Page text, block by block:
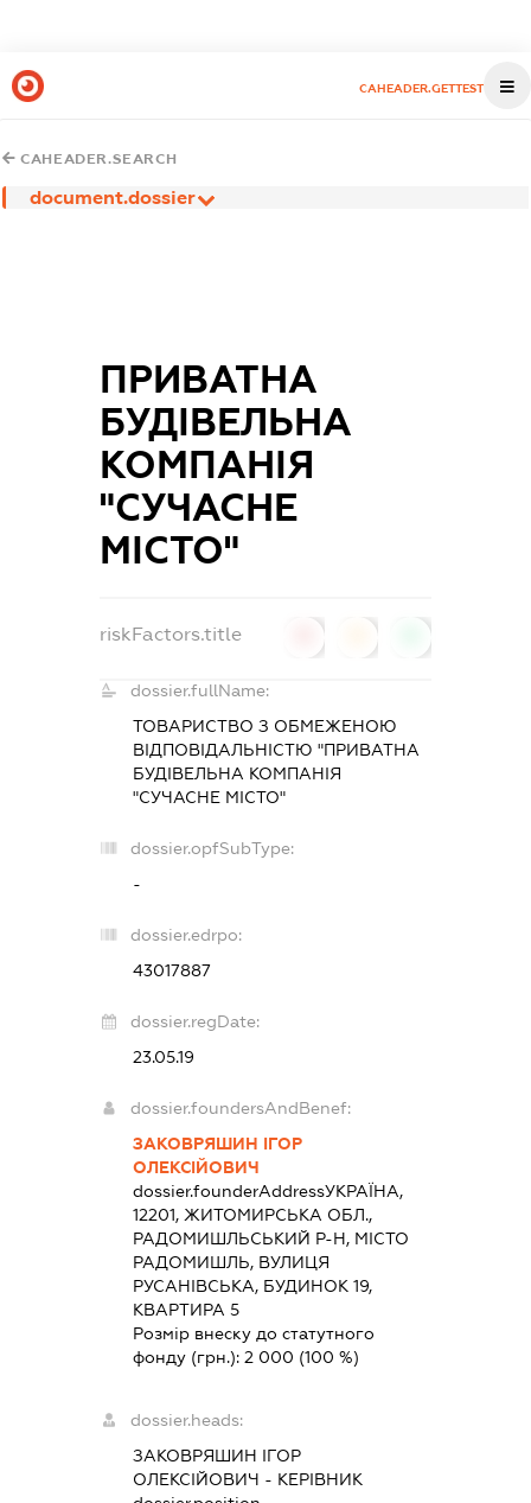
CAHEADER.GETTEST
CAHEADER.SEARCH
document.dossier
ПРИВАТНА
БУДІВЕЛЬНА
КОМПАНІЯ
"СУЧАСНЕ
МІСТО"
riskFactors.title
dossier.fullName:
ТОВАРИСТВО З ОБМЕЖЕНОЮ
ВІДПОВІДАЛЬНІСТЮ "ПРИВАТНА
БУДІВЕЛЬНА КОМПАНІЯ
"СУЧАСНЕ МІСТО"
dossier.opfSubType:
-
dossier.edrpo:
43017887
dossier.regDate:
23.05.19
dossier.foundersAndBenef:
ЗАКОВРЯШИН ІГОР
ОЛЕКСІЙОВИЧ
dossier.founderAddressУКРАЇНА,
12201, ЖИТОМИРСЬКА ОБЛ.,
РАДОМИШЛЬСЬКИЙ Р-Н, МІСТО
РАДОМИШЛЬ, ВУЛИЦЯ
РУСАНІВСЬКА, БУДИНОК 19,
КВАРТИРА 5
Розмір внеску до статутного
фонду (грн.):2 000 (100 %)
dossier.heads:
ЗАКОВРЯШИН ІГОР
ОЛЕКСІЙОВИЧ - КЕРІВНИК